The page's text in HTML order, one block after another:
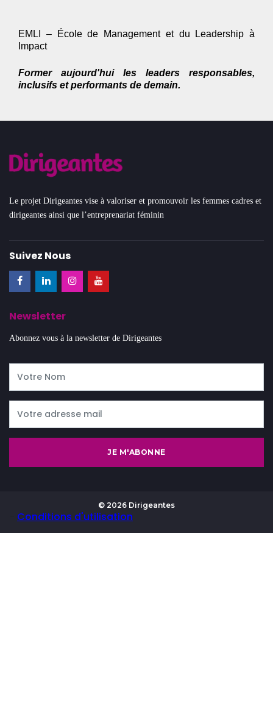
EMLI – École de Management et du Leadership à
Impact
Former aujourd'hui les leaders responsables,
inclusifs et performants de demain.
Le projet Dirigeantes vise à valoriser et promouvoir les femmes cadres et
dirigeantes ainsi que l’entreprenariat féminin
Suivez Nous
Newsletter
Abonnez vous à la newsletter de Dirigeantes
JE M'ABONNE
© 2026 Dirigeantes
Conditions d'utilisation